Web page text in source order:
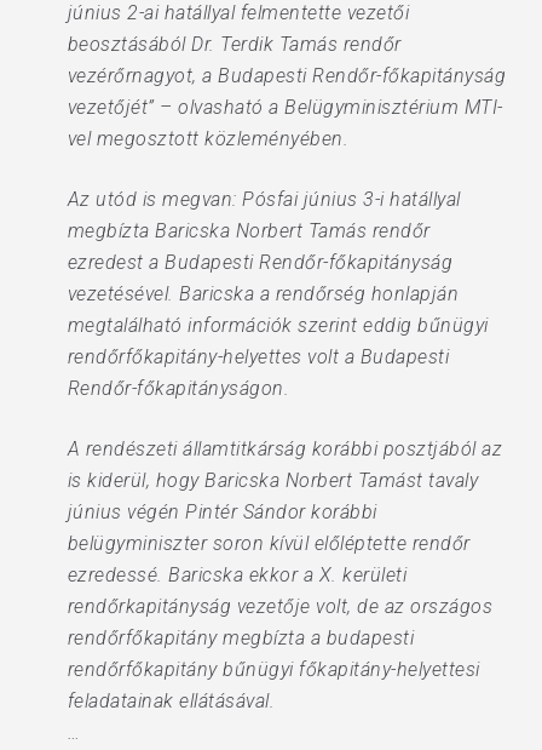
június 2-ai hatállyal felmentette vezetői
beosztásából Dr. Terdik Tamás rendőr
vezérőrnagyot, a Budapesti Rendőr-főkapitányság
vezetőjét” – olvasható a Belügyminisztérium MTI-
vel megosztott közleményében.
Az utód is megvan: Pósfai június 3-i hatállyal
megbízta Baricska Norbert Tamás rendőr
ezredest a Budapesti Rendőr-főkapitányság
vezetésével. Baricska a rendőrség honlapján
megtalálható információk szerint eddig bűnügyi
rendőrfőkapitány-helyettes volt a Budapesti
Rendőr-főkapitányságon.
A rendészeti államtitkárság korábbi posztjából az
is kiderül, hogy Baricska Norbert Tamást tavaly
június végén Pintér Sándor korábbi
belügyminiszter soron kívül előléptette rendőr
ezredessé. Baricska ekkor a X. kerületi
rendőrkapitányság vezetője volt, de az országos
rendőrfőkapitány megbízta a budapesti
rendőrfőkapitány bűnügyi főkapitány-helyettesi
feladatainak ellátásával.
…